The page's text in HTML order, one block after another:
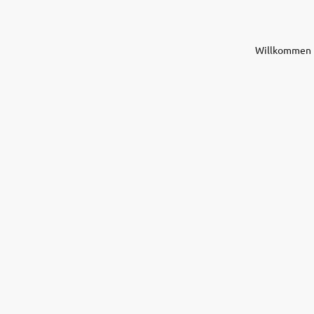
Willkommen